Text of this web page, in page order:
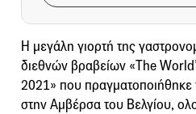
Η μεγάλη γιορτή της
διεθνών βραβείων «The
2021» που πραγματοποιήθηκε
στην Αμβέρσα του Βελγίου,